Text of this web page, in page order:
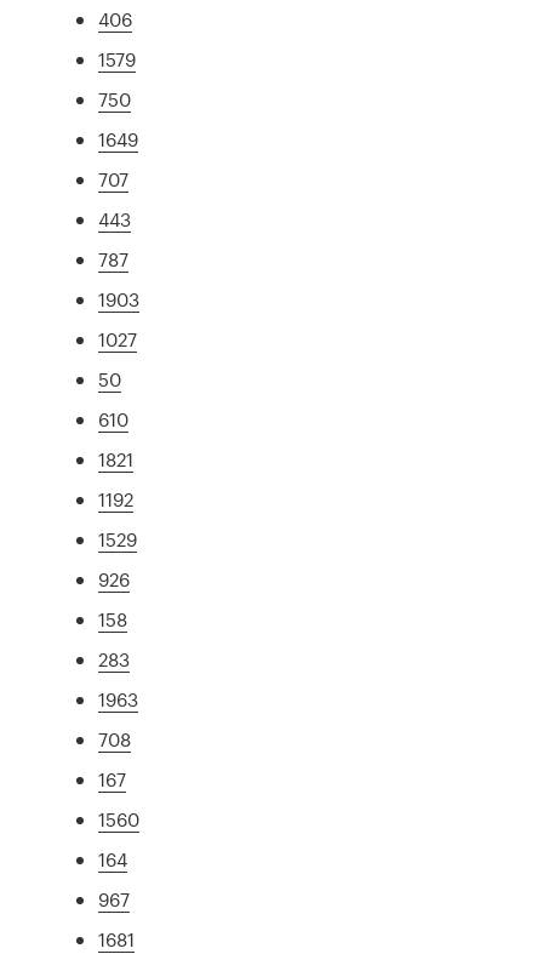
406
1579
750
1649
707
443
787
1903
1027
50
610
1821
1192
1529
926
158
283
1963
708
167
1560
164
967
1681